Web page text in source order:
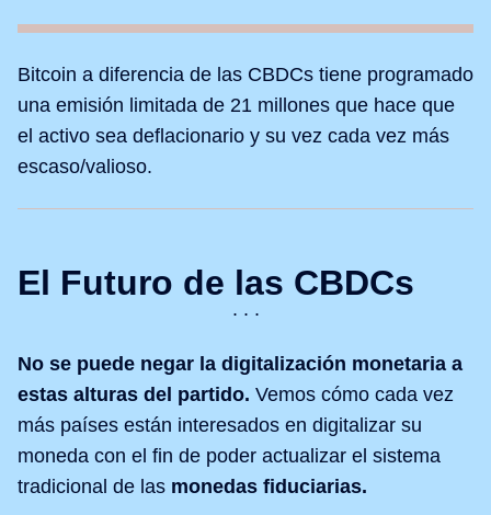
Bitcoin a diferencia de las CBDCs tiene programado
una emisión limitada de 21 millones que hace que
el activo sea deflacionario y su vez cada vez más
escaso/valioso.
El Futuro de las CBDCs
No se puede negar la digitalización monetaria a
estas alturas del partido. Vemos cómo cada vez
más países están interesados en digitalizar su
moneda con el fin de poder actualizar el sistema
tradicional de las monedas fiduciarias.